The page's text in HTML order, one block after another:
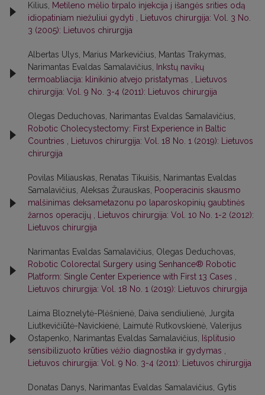
Kilius,
Metileno mėlio tirpalo injekcija į išangės srities odą
idiopatiniam niežuliui gydyti
Lietuvos chirurgija: Vol. 3 No.
3 (2005): Lietuvos chirurgija
Albertas Ulys, Marius Markevičius, Mantas Trakymas,
Narimantas Evaldas Samalavičius,
Inkstų navikų
termoabliacija: klinikinio atvejo pristatymas
Lietuvos
chirurgija: Vol. 9 No. 3-4 (2011): Lietuvos chirurgija
Olegas Deduchovas, Narimantas Evaldas Samalavičius,
Robotic Cholecystectomy: First Experience in Baltic
Countries
Lietuvos chirurgija: Vol. 18 No. 1 (2019): Lietuvos
chirurgija
Povilas Miliauskas, Renatas Tikuišis, Narimantas Evaldas
Samalavičius, Aleksas Žurauskas,
Pooperacinis skausmo
malšinimas deksametazonu po laparoskopinių gaubtinės
žarnos operacijų
Lietuvos chirurgija: Vol. 10 No. 1-2 (2012):
Lietuvos chirurgija
Narimantas Evaldas Samalavičius, Olegas Deduchovas,
Robotic Colorectal Surgery using Senhance® Robotic
Platform: Single Center Experience with First 13 Cases
Lietuvos chirurgija: Vol. 18 No. 1 (2019): Lietuvos chirurgija
Laima Bloznelytė-Plėšnienė, Daiva sendiulienė, Jurgita
Liutkevičiūtė-Navickienė, Laimutė Rutkovskienė, Valerijus
Ostapenko, Narimantas Evaldas Samalavičius,
Išplitusio
sensibilizuoto krūties vėžio diagnostika ir gydymas
Lietuvos chirurgija: Vol. 9 No. 3-4 (2011): Lietuvos chirurgija
Donatas Danys, Narimantas Evaldas Samalavičius, Gytis